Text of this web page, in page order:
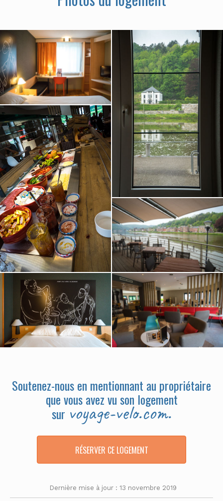
Soutenez-nous en mentionnant au propriétaire
que vous avez vu son logement
sur voyage-velo.com.
RÉSERVER CE LOGEMENT
Dernière mise à jour : 13 novembre 2019
https://ww
w.voyage-
inant-
friendly">